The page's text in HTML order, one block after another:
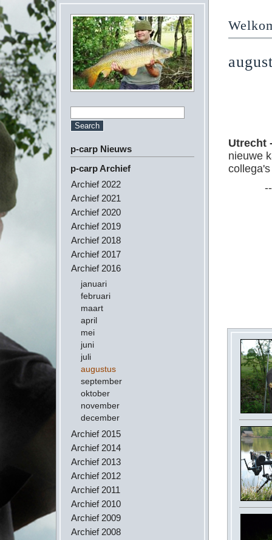
p-carp Nieuws
p-carp Archief
Archief 2022
Archief 2021
Archief 2020
Archief 2019
Archief 2018
Archief 2017
Archief 2016
januari
februari
maart
april
mei
juni
juli
augustus
september
oktober
november
december
Archief 2015
Archief 2014
Archief 2013
Archief 2012
Archief 2011
Archief 2010
Archief 2009
Archief 2008
Utrecht
nieuwe